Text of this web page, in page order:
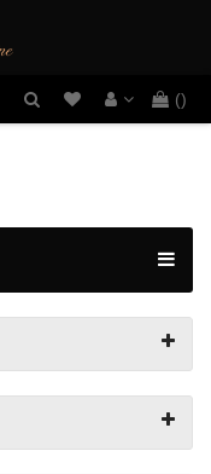
Danh
()